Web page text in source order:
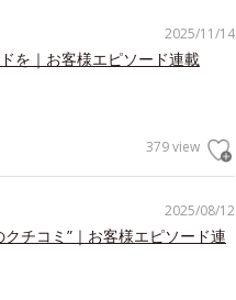
2025/11/14
を｜お客様エピソード連載
379 view
2025/08/12
チコミ”｜お客様エピソード連